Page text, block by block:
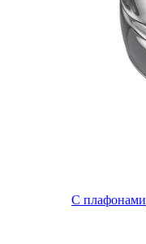
С плафонами